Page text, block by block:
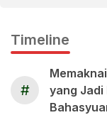
Timeline
#
yang Jadi